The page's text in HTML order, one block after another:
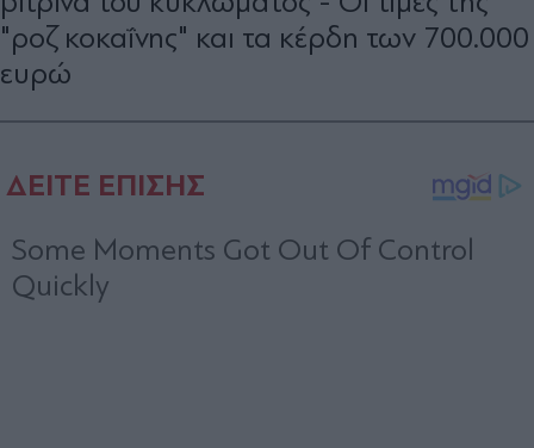
"ροζ κοκαΐνης" και τα κέρδη των 700.000
ευρώ